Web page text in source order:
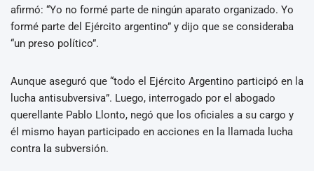
afirmó: “Yo no formé parte de ningún aparato organizado. Yo
formé parte del Ejército argentino” y dijo que se consideraba
“un preso político”.
Aunque aseguró que “todo el Ejército Argentino participó en la
lucha antisubversiva”. Luego, interrogado por el abogado
querellante Pablo Llonto, negó que los oficiales a su cargo y
él mismo hayan participado en acciones en la llamada lucha
contra la subversión.